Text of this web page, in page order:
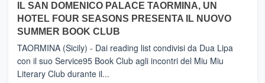
da
Neos
PIEDIMONTE
ETNEO
–
Meta
turistica
privilegiata
secondo
IL SAN DOMENICO PALACE TAORMINA, UN
HOTEL FOUR SEASONS PRESENTA IL NUOVO
SUMMER BOOK CLUB
TAORMINA (Sicily) - Dai reading list condivisi da Dua Lipa
con il suo Service95 Book Club agli incontri del Miu Miu
Literary Club durante il...